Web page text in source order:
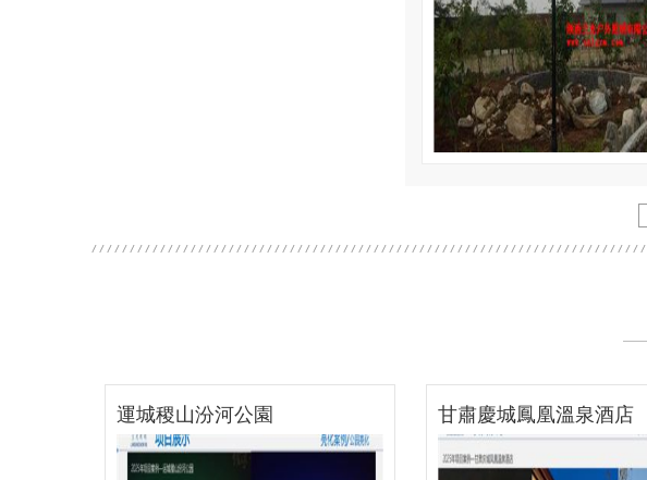
甘肅慶城鳳凰溫泉酒店 咸陽先河夜市步行街